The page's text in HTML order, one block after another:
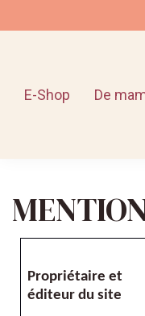
E-Shop De
Propriétaire et
éditeur du site